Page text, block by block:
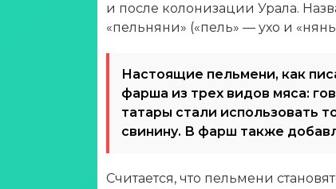
и после колонизации Урала.
«пельняни» («пель» — ухо и
Настоящие пельмени, как
фарша из трех видов мяса:
татары стали использовать
свинину. В фарш также
Считается, что пельмени